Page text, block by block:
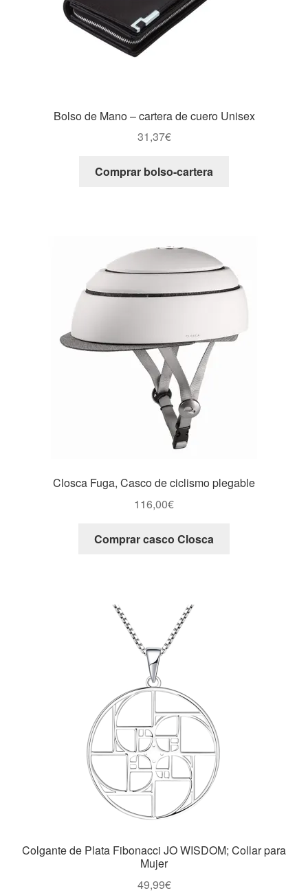
Bolso de Mano – cartera de cuero Unisex
31,37€
Comprar bolso-cartera
Closca Fuga, Casco de ciclismo plegable
116,00€
Comprar casco Closca
Colgante de Plata Fibonacci JO WISDOM; Collar para
Mujer
49,99€